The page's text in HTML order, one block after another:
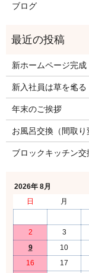
ブログ
新ホームページ完成
新入社員は草を毟る
年末のご挨拶
お風呂交換（間取り
ブロックキッチン交
2026年 8月
日
月
2
3
9
10
16
17